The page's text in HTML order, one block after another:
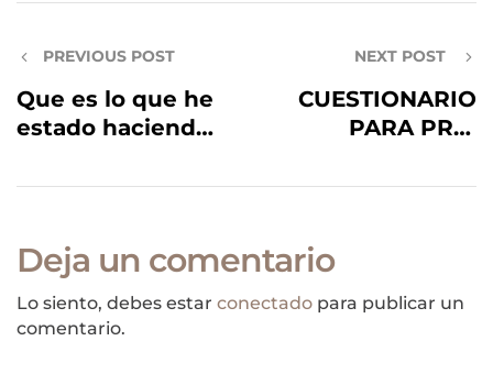
PREVIOUS POST
Que es lo que he
estado haciendo
NEXT POST
CUESTIONARIO
PARA PRE-
DACA
Deja un comentario
Lo siento, debes estar conectado para publicar un
comentario.